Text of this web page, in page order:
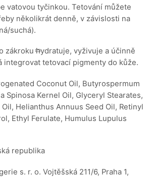
vatovou tyčinkou. Tetování můžete
několikrát denně, v závislosti na
suchá).
zákroku hydratuje, vyživuje a účinně
integrovat tetovací pigmenty do kůže.
Coconut Oil, Butyrospermum
Spinosa Kernel Oil, Glyceryl Stearates,
Helianthus Annuus Seed Oil, Retinyl
Ethyl Ferulate, Humulus Lupulus
republika
s. r. o. Vojtěšská 211/6, Praha 1,